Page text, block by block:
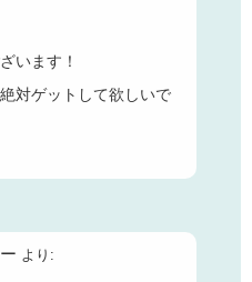
います！
対ゲットして欲しいで
より: